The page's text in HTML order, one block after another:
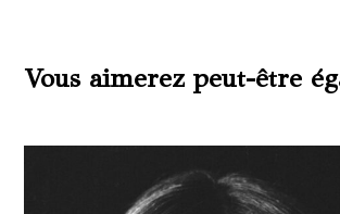
Vous aimerez peut-être
Produits similaires